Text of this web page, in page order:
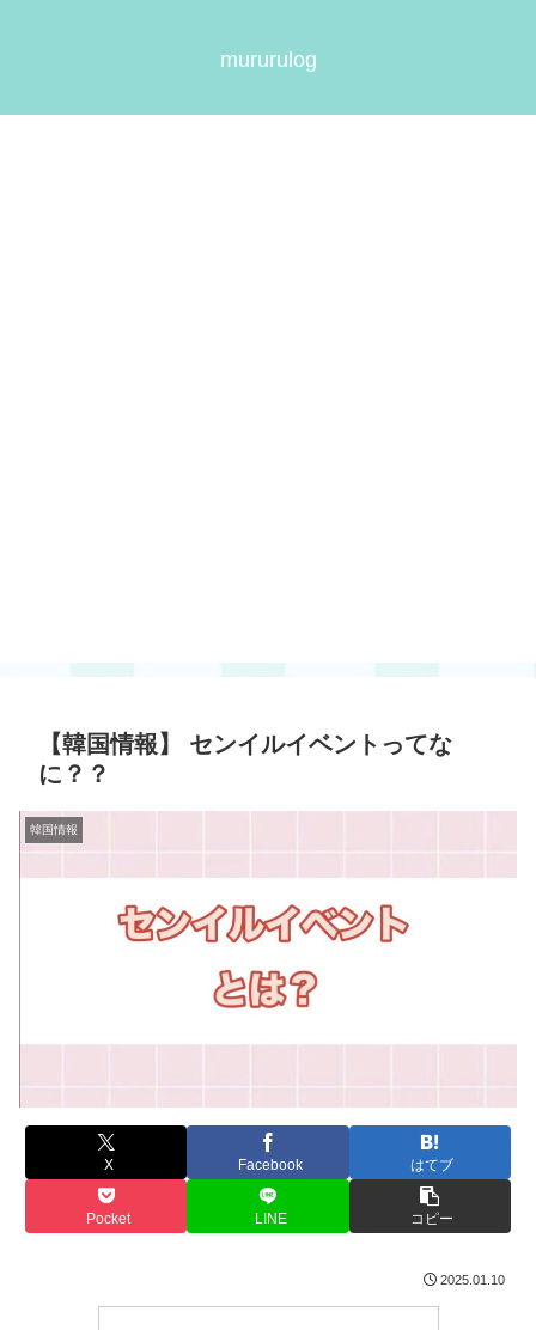
mururulog
【韓国情報】 センイルイベントってな
に？？
韓国情報
X Facebook はてブ
Pocket LINE コピー
2025.01.10